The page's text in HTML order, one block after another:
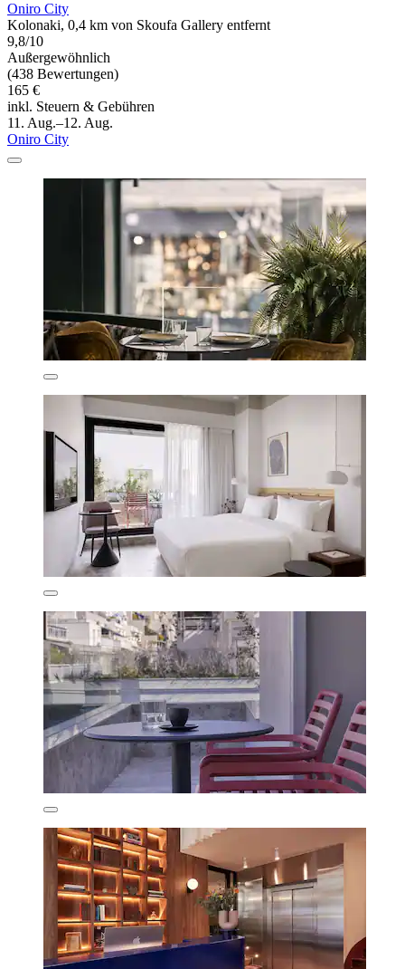
Oniro City
Kolonaki, 0,4 km von Skoufa Gallery entfernt
9,8/10
Außergewöhnlich
(438 Bewertungen)
165 €
inkl. Steuern & Gebühren
11. Aug.–12. Aug.
Oniro City